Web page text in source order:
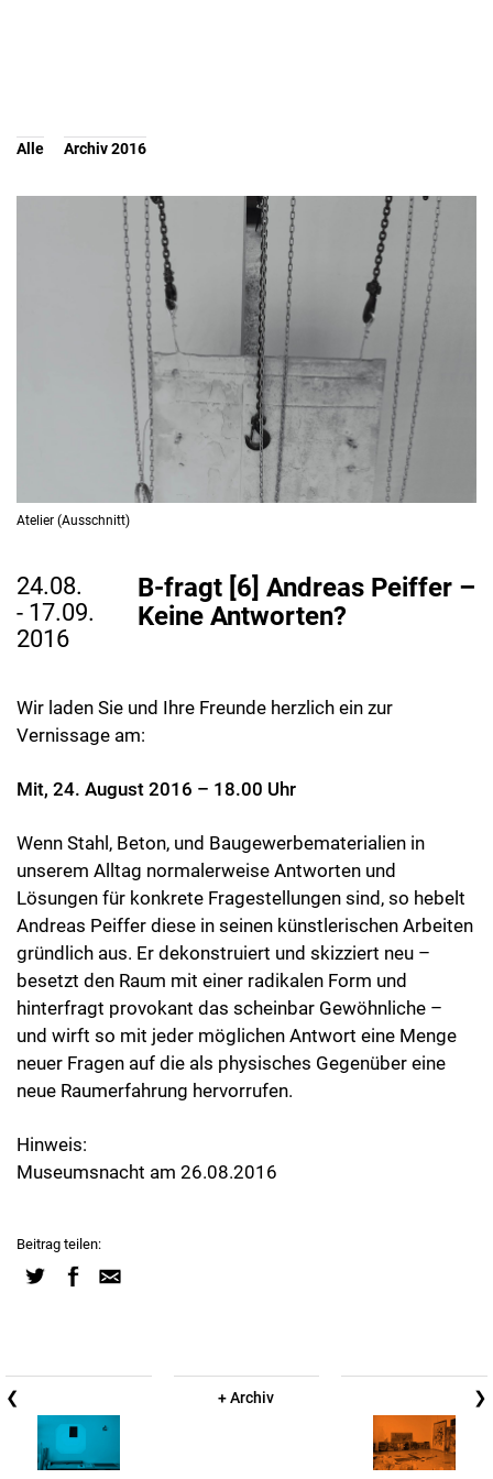
Alle Archiv 2016
Atelier (Ausschnitt)
24.08.
- 17.09.
2016
B-fragt [6] Andreas Peiffer –
Keine Antworten?
Wir laden Sie und Ihre Freunde herzlich ein zur
Vernissage am:
Mit, 24. August 2016 – 18.00 Uhr
Wenn Stahl, Beton, und Baugewerbematerialien in
unserem Alltag normalerweise Antworten und
Lösungen für konkrete Fragestellungen sind, so hebelt
Andreas Peiffer diese in seinen künstlerischen Arbeiten
gründlich aus. Er dekonstruiert und skizziert neu –
besetzt den Raum mit einer radikalen Form und
hinterfragt provokant das scheinbar Gewöhnliche –
und wirft so mit jeder möglichen Antwort eine Menge
neuer Fragen auf die als physisches Gegenüber eine
neue Raumerfahrung hervorrufen.
Hinweis:
Museumsnacht am 26.08.2016
Beitrag teilen:
❮ + Archiv ❯